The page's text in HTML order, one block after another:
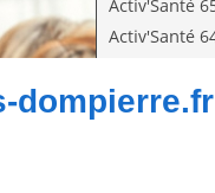
dompierre.fr